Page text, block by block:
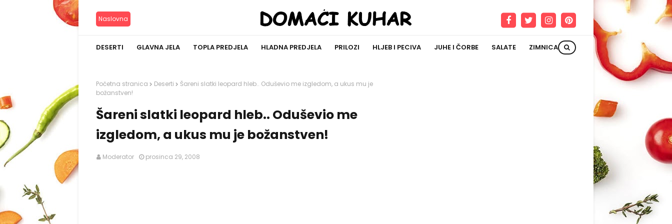
Naslovna
DESERTI GLAVNA JELA TOPLA PREDJELA HLADNA PREDJELA PRILOZI HLJEB I PECIVA JUHE I ČORBE SALATE ZIMNICA
Početna stranica Deserti
Šareni slatki leopard hleb.. Oduševio me izgledom, a ukus mu je
božanstven!
Šareni slatki leopard hleb.. Oduševio me
izgledom, a ukus mu je božanstven!
Moderator prosinca 29, 2008